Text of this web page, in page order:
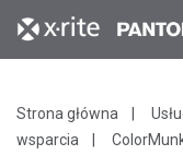
Strona główna
wsparcia